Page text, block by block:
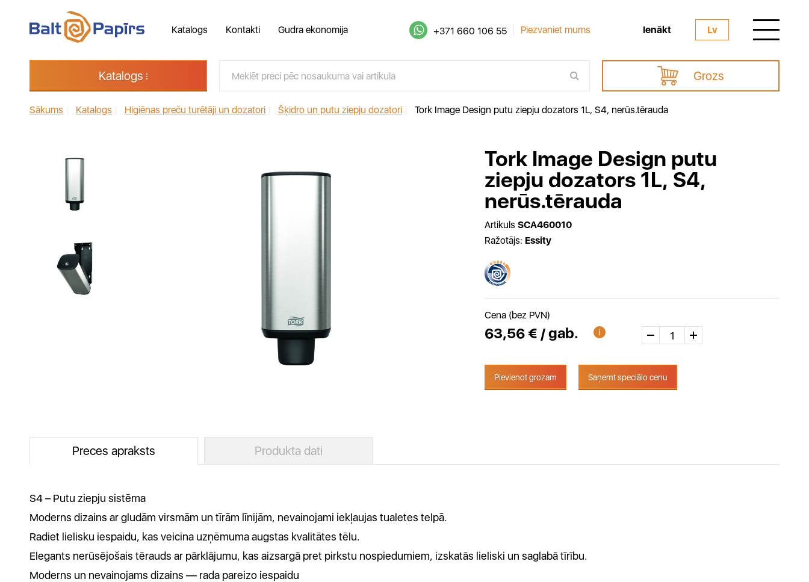
Katalogs Kontakti Gudra ekonomija +371 660 106 55 Piezvaniet mums Ienākt Lv
Katalogs Grozs
Sākums Katalogs Higiēnas preču turētāji un dozatori Šķidro un putu ziepju dozatori Tork Image Design putu ziepju dozators 1L, S4, nerūs.tērauda
Tork Image Design putu
ziepju dozators 1L, S4,
nerūs.tērauda
Artikuls SCA460010
Ražotājs: Essity
Cena (bez PVN)
63,56 € / gab.
Pievienot grozam Saņemt speciālo cenu
Preces apraksts Produkta dati
S4 – Putu ziepju sistēma
Moderns dizains ar gludām virsmām un tīrām līnijām, nevainojami iekļaujas tualetes telpā.
Radiet lielisku iespaidu, kas veicina uzņēmuma augstas kvalitātes tēlu.
Elegants nerūsējošais tērauds ar pārklājumu, kas aizsargā pret pirkstu nospiedumiem, izskatās lieliski un saglabā tīrību.
Moderns un nevainojams dizains — rada pareizo iespaidu